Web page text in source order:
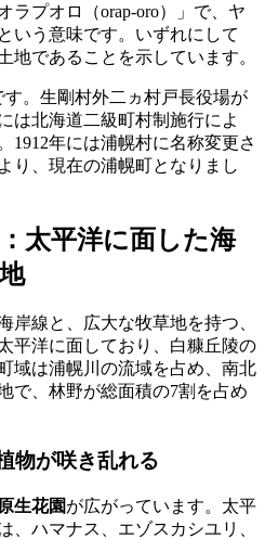
ラプオロ（orap-oro）」で、ヤ
いう意味です。いずれにして
地であることを示しています。
。生剛村外二ヵ村戸長役場が
は北海道二級町村制施行によ
1912年には浦幌村に名称変更さ
り、現在の浦幌町となりまし
太平洋に面した海
岸線と、広大な牧草地を持つ、
平洋に面しており、白糠丘陵の
域は浦幌川の流域を占め、南北
で、林野が総面積の7割を占め
物が咲き乱れる
生花園が広がっています。太平
、ハマナス、エゾスカシユリ、